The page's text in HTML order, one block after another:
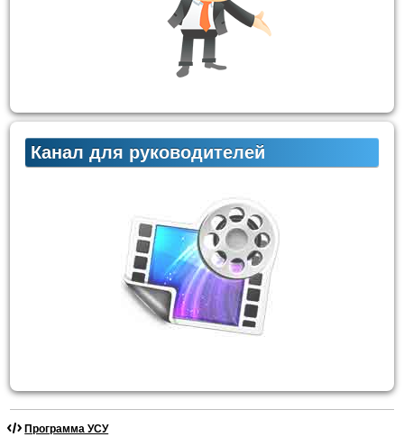
Канал для руководителей
Программа УСУ